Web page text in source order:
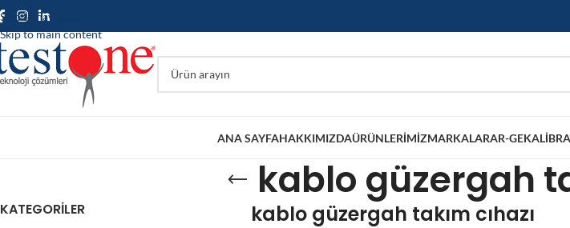
Skip to navigation
Skip to main content
ANA SAYFAHAKKIMIZDAÜRÜNLERIMIZMARKALARAR-GE
kablo güzergah
KATEGORILER kablo güzergah takım cıhazı